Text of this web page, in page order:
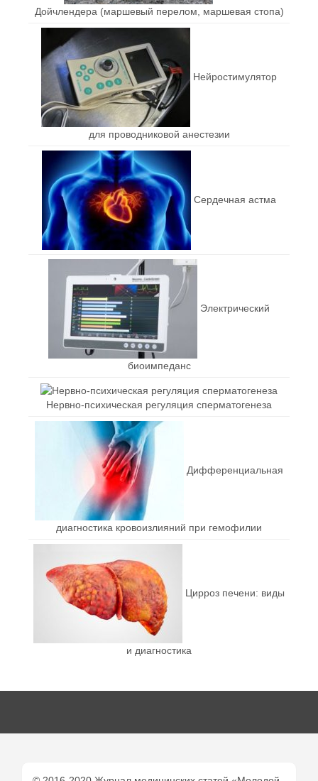
Дойчлендера (маршевый перелом, маршевая стопа)
Нейростимулятор
для проводниковой анестезии
Сердечная астма
Электрический
биоимпеданс
Нервно-психическая регуляция сперматогенеза
Дифференциальная
диагностика кровоизлияний при гемофилии
Цирроз печени: виды
и диагностика